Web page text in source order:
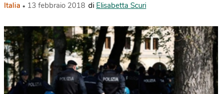
Italia 13 febbraio 2018 di Elisabetta Scuri